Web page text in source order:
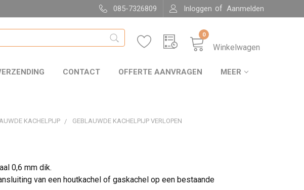
085-7326809 Inloggen of Aanmelden
Winkelwagen
0
CONTACT OFFERTE AANVRAGEN MEER
KACHELPIJP GEBLAUWDE KACHELPIJP VERLOPEN
0,6 mm dik.
van een houtkachel of gaskachel op een bestaande